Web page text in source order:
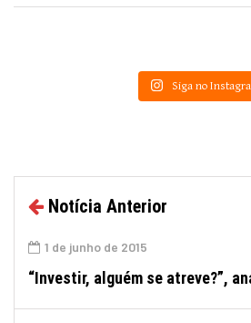
Siga no
Notícia Anterior
1 de junho de 2015
“Investir, alguém se atreve?”,